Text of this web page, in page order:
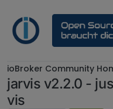
ioBroker Community
jarvis v2.2.0 -
vis